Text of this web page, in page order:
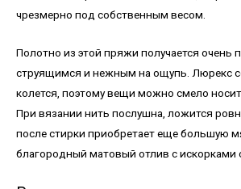
чрезмерно под собственным весом.
Полотно из этой пряжи получается очень
струящимся и нежным на ощупь. Люрекс
колется, поэтому вещи можно смело
При вязании нить послушна, ложится
после стирки приобретает еще большую
благородный матовый отлив с искорками